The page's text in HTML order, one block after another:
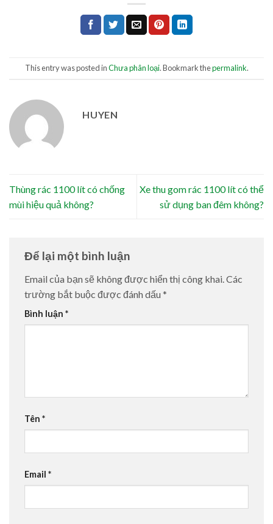
This entry was posted inChưa phân loại. Bookmark thepermalink.
HUYEN
Thùng rác 1100 lít có chống
mùi hiệu quả không?
Xe thu gom rác 1100 lít có thể
sử dụng ban đêm không?
Để lại một bình luận
Email của bạn sẽ không được hiển thị công khai.Các
trường bắt buộc được đánh dấu *
Bình luận *
Tên *
Email *